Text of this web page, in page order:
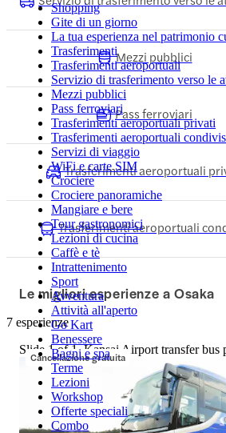
Shopping
Gite di un giorno
La tua esperienza nel patrimonio
Trasferimenti
Trasferimenti aeroportuali
Servizio di trasferimento verso le
Mezzi pubblici
Pass ferroviari
Trasferimenti aeroportuali privati
Trasferimenti aeroportuali
Servizi di viaggio
WiFi e carte SIM
Crociere
Crociere panoramiche
Mangiare e bere
Tour gastronomici
Lezioni di cucina
Caffè e tè
Intrattenimento
Sport
Avventura
Attività all'aperto
Go Kart
Benessere
Bagni e spa
Terme
Lezioni
Workshop
Offerte speciali
Combo
Mezzi pubblici
Pass ferroviari
Trasferimenti aeroportuali
Trasferimenti aeroportuali
Le migliori esperienze a Osaka
7 esperienze
Cancellazione gratuita
Slide 1 of 1, Kansai Airport transfer bus